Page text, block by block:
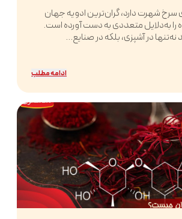
سرخ شهرت دارد، گران‌ترین ادویه جهان
را به‌دلایل متعددی به دست آورده است.
نه‌تنها در آشپزی، بلکه در صنایع...
ادامه مطلب